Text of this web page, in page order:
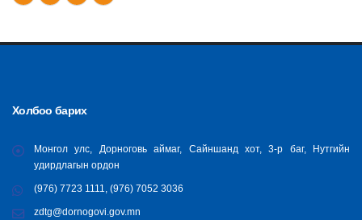
Холбоо барих
Монгол улс, Дорноговь аймаг, Сайншанд хот, 3-р баг, Нутгийн
удирдлагын ордон
(976) 7723 1111, (976) 7052 3036
zdtg@dornogovi.gov.mn